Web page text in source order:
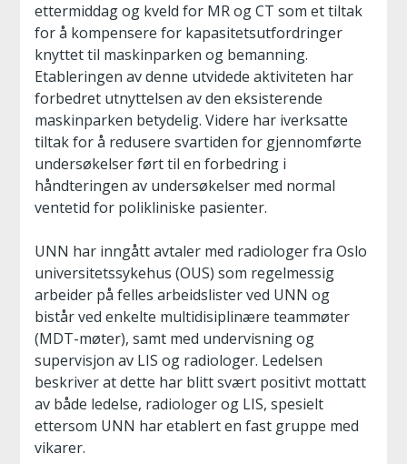
ettermiddag og kveld for MR og CT som et tiltak
for å kompensere for kapasitetsutfordringer
knyttet til maskinparken og bemanning.
Etableringen av denne utvidede aktiviteten har
forbedret utnyttelsen av den eksisterende
maskinparken betydelig. Videre har iverksatte
tiltak for å redusere svartiden for gjennomførte
undersøkelser ført til en forbedring i
håndteringen av undersøkelser med normal
ventetid for polikliniske pasienter.
UNN har inngått avtaler med radiologer fra Oslo
universitetssykehus (OUS) som regelmessig
arbeider på felles arbeidslister ved UNN og
bistår ved enkelte multidisiplinære teammøter
(MDT-møter), samt med undervisning og
supervisjon av LIS og radiologer. Ledelsen
beskriver at dette har blitt svært positivt mottatt
av både ledelse, radiologer og LIS, spesielt
ettersom UNN har etablert en fast gruppe med
vikarer.